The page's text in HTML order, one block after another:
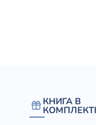
КНИГА В
КОМПЛЕКТІ